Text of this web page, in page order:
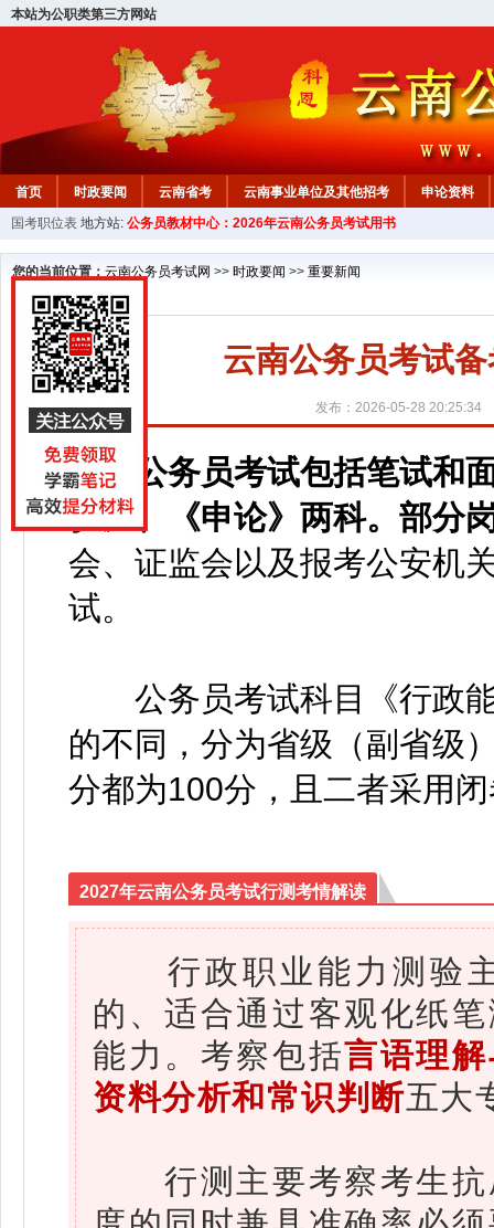
本站为公职类第三方网站
首页 时政要闻 云南省考 云南事业单位及其他招考
申论资料
国考职位表 地方站: 公务员教材中心：2026年云南公务员考试用书
您的当前位置： 云南公务员考试网 >> 时政要闻 >> 重要新闻
云南公务员考试
发布：2026-05-28 20:25:34
公务员考试包括笔试和
验》、《申论》两科。部分
会、证监会以及报考公安机
试。
公务员考试科目《行政能
的不同，分为省级（副省级
分都为100分，且二者采用
2027年云南公务员考试行测考情解读
行政职业能力测验主
的、适合通过客观化纸
能力。考察包括言语理
资料分析和常识判断五大
行测主要考察考生抗